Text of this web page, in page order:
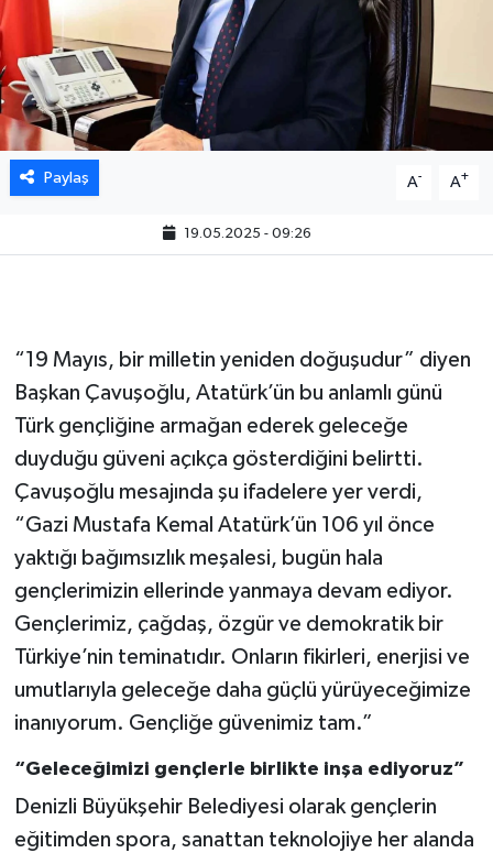
Paylaş A- A+
19.05.2025 - 09:26
“19 Mayıs, bir milletin yeniden doğuşudur” diyen
Başkan Çavuşoğlu, Atatürk’ün bu anlamlı günü
Türk gençliğine armağan ederek geleceğe
duyduğu güveni açıkça gösterdiğini belirtti.
Çavuşoğlu mesajında şu ifadelere yer verdi,
“Gazi Mustafa Kemal Atatürk’ün 106 yıl önce
yaktığı bağımsızlık meşalesi, bugün hala
gençlerimizin ellerinde yanmaya devam ediyor.
Gençlerimiz, çağdaş, özgür ve demokratik bir
Türkiye’nin teminatıdır. Onların fikirleri, enerjisi ve
umutlarıyla geleceğe daha güçlü yürüyeceğimize
inanıyorum. Gençliğe güvenimiz tam.”
“Geleceğimizi gençlerle birlikte inşa ediyoruz”
Denizli Büyükşehir Belediyesi olarak gençlerin
eğitimden spora, sanattan teknolojiye her alanda